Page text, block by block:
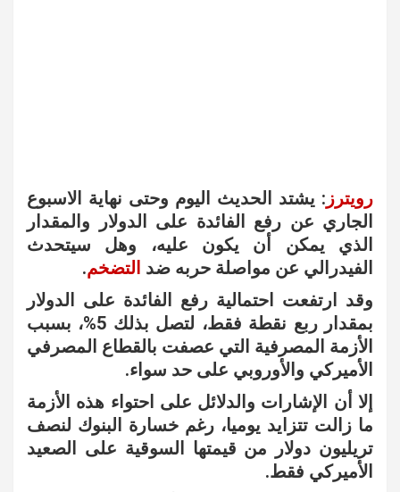
رويترز : يشتد الحديث اليوم وحتى نهاية الاسبوع
الجاري عن رفع الفائدة على الدولار والمقدار
الذي يمكن أن يكون عليه، وهل سيتحدث
الفيدرالي عن مواصلة حربه ضد التضخم.
وقد ارتفعت احتمالية رفع الفائدة على الدولار
بمقدار ربع نقطة فقط، لتصل بذلك 5%، بسبب
الأزمة المصرفية التي عصفت بالقطاع المصرفي
الأميركي والأوروبي على حد سواء.
إلا أن الإشارات والدلائل على احتواء هذه الأزمة
ما زالت تتزايد يوميا، رغم خسارة البنوك لنصف
تريليون دولار من قيمتها السوقية على الصعيد
الأميركي فقط.